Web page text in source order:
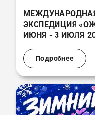
ЭКСПЕДИЦИЯ
ИЮНЯ - 3 ИЮЛЯ
Подробнее